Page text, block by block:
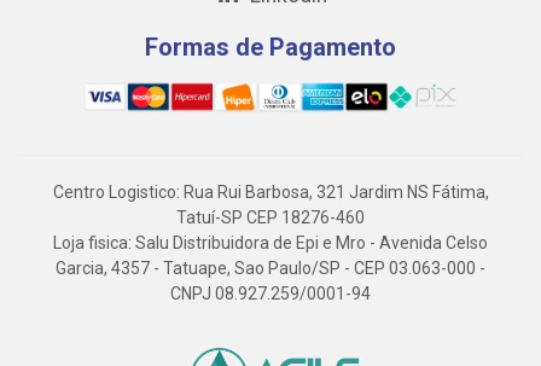
Formas de Pagamento
Centro Logistico: Rua Rui Barbosa, 321 Jardim NS Fátima,
Tatuí-SP CEP 18276-460
Loja fisica: Salu Distribuidora de Epi e Mro - Avenida Celso
Garcia, 4357 - Tatuape, Sao Paulo/SP - CEP 03.063-000 -
CNPJ 08.927.259/0001-94